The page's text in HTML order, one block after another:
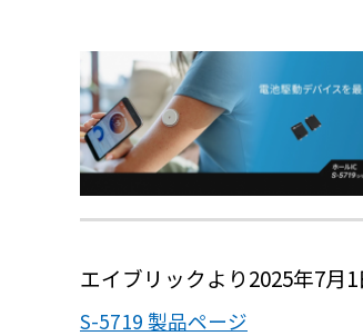
エイブリックより2025年7月
S-5719 製品ページ